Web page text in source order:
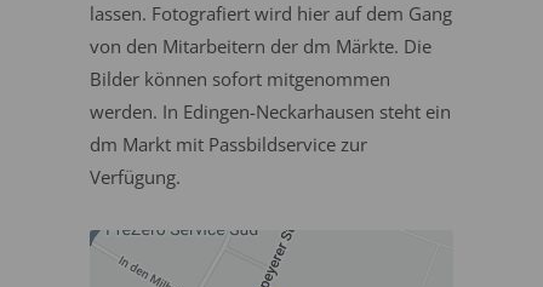
lassen. Fotografiert wird hier auf dem Gang
von den Mitarbeitern der dm Märkte. Die
Bilder können sofort mitgenommen
werden. In Edingen-Neckarhausen steht ein
dm Markt mit Passbildservice zur
Verfügung.